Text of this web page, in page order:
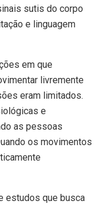
sutis do corpo
e linguagem
em que
livremente
eram limitados.
e
as pessoas
os movimentos
estudos que busca